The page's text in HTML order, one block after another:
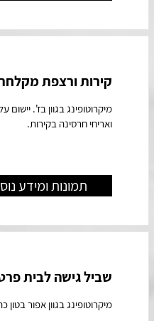
קירות ורצפת
מיקרוטופינג בגוון בז'.
ואריחי חרסינה בקירות.
תמונות ומידע
שביל גישה לבית
מיקרוטופינג בגוון אפור